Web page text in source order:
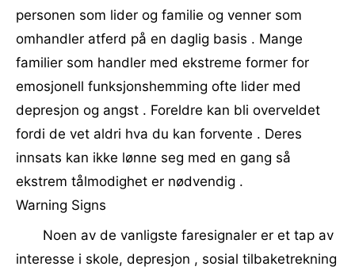
personen som lider og familie og venner som
omhandler atferd på en daglig basis . Mange
familier som handler med ekstreme former for
emosjonell funksjonshemming ofte lider med
depresjon og angst . Foreldre kan bli overveldet
fordi de vet aldri hva du kan forvente . Deres
innsats kan ikke lønne seg med en gang så
ekstrem tålmodighet er nødvendig .
Warning Signs
Noen av de vanligste faresignaler er et tap av
interesse i skole, depresjon , sosial tilbaketrekning